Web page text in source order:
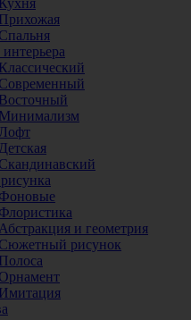
Кухня
Прихожая
Спальня
Классический
Современный
Восточный
Минимализм
Детская
Скандинавский
Фоновые
Флористика
Абстракция и геометрия
Сюжетный рисунок
Полоса
Орнамент
Имитация